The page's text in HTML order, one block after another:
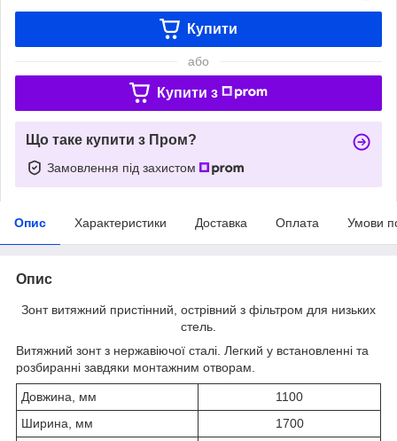
Купити
або
Купити з
Що таке купити з Пром?
Замовлення під захистом
Опис Характеристики Доставка Оплата Умови
Опис
Зонт витяжний пристінний, острівний з фільтром для низьких
стель.
Витяжний зонт з нержавіючої сталі. Легкий у встановленні та
розбиранні завдяки монтажним отворам.
Довжина, мм
1100
Ширина, мм
1700